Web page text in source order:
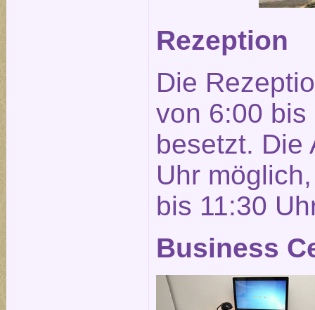
Rezeption
Die
von 6:00
besetzt. Die
Uhr
bis 11:30
Business